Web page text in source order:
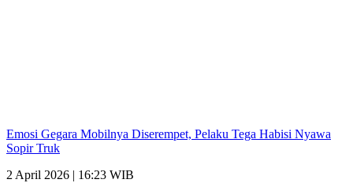
Emosi Gegara Mobilnya Diserempet, Pelaku Tega Habisi Nyawa
Sopir Truk
2 April 2026 | 16:23 WIB